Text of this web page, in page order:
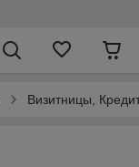
Визитницы,